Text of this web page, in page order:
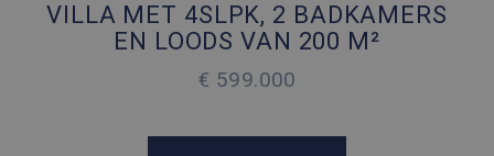
5 PARKEERPLAATSEN
1658 M
VILLA MET 4SLPK, 2 BADKAMERS
EN LOODS VAN 200 M²
€ 599.000